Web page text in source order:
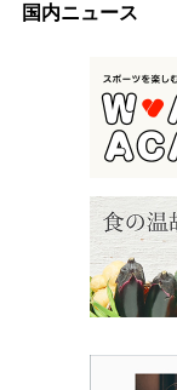
国内ニュース